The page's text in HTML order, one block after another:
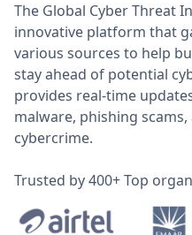
The Global Cyber Threat
innovative platform that
various sources to help
stay ahead of potential
provides real-time
malware, phishing
cybercrime.
Trusted by 400+ Top